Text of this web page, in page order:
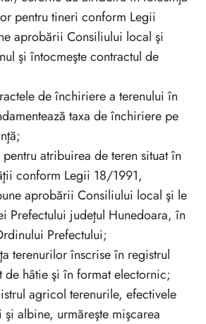
pentru tineri conform Legii
aprobării Consiliului local şi
şi întocmeşte contractul de
de închiriere a terenului în
taxa de închiriere pe
atribuirea de teren situat în
conform Legii 18/1991,
aprobării Consiliului local şi le
Prefectului judeţul Hunedoara, în
Prefectului;
terenurilor înscrise în registrul
hâtie şi în format electornic;
agricol terenurile, efectivele
albine, urmăreşte mişcarea